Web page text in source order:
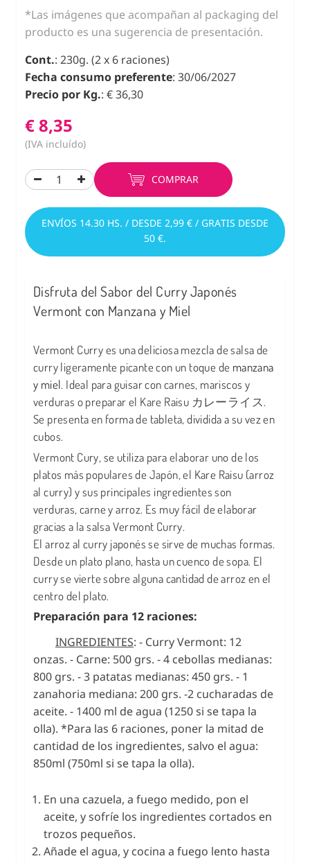
*Las imágenes que acompañan al packaging del
producto es una sugerencia de presentación.
Cont.: 230g. (2 x 6 raciones)
Fecha consumo preferente: 30/06/2027
Precio por Kg.: € 36,30
€ 8,35
(IVA incluído)
COMPRAR
ENVÍOS 14.30 HS. / DESDE 2,99 € / GRATIS DESDE
50 €.
Disfruta del Sabor del Curry Japonés
Vermont con Manzana y Miel
Vermont Curry es una deliciosa mezcla de salsa de
curry ligeramente picante con un toque de manzana
y miel. Ideal para guisar con carnes, mariscos y
verduras o preparar el Kare Raisu カレーライス.
Se presenta en forma de tableta, dividida a su vez en
cubos.
Vermont Cury, se utiliza para elaborar uno de los
platos más populares de Japón, el Kare Raisu (arroz
al curry) y sus principales ingredientes son
verduras, carne y arroz. Es muy fácil de elaborar
gracias a la salsa Vermont Curry.
El arroz al curry japonés se sirve de muchas formas.
Desde un plato plano, hasta un cuenco de sopa. El
curry se vierte sobre alguna cantidad de arroz en el
centro del plato.
Preparación para 12 raciones:
INGREDIENTES: - Curry Vermont: 12
onzas. - Carne: 500 grs. - 4 cebollas medianas:
800 grs. - 3 patatas medianas: 450 grs. - 1
zanahoria mediana: 200 grs. -2 cucharadas de
aceite. - 1400 ml de agua (1250 si se tapa la
olla). *Para las 6 raciones, poner la mitad de
cantidad de los ingredientes, salvo el agua:
850ml (750ml si se tapa la olla).
En una cazuela, a fuego medido, pon el
aceite, y sofríe los ingredientes cortados en
trozos pequeños.
Añade el agua, y cocina a fuego lento hasta